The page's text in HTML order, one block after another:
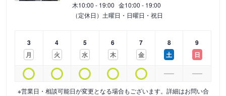
木10:00 - 19:00 金10:00 - 19:00
（定休日）土曜日・日曜日・祝日
3
月
4
火
5
水
6
木
7
金
8
土
9
日
※営業日・相談可能日が変更となる場合もございます。詳細はお問い合